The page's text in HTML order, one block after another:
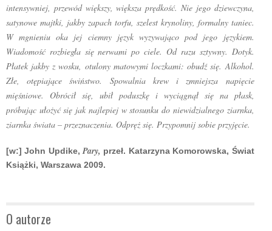
intensywniej, przewód większy, większa prędkość. Nie jego dziewczyna,
satynowe majtki, jakby zapach torfu, szelest krynoliny, formalny taniec.
W mgnieniu oka jej ciemny język wyzywająco pod jego językiem.
Wiadomość rozbiegła się nerwami po ciele. Od razu sztywny. Dotyk.
Płatek jakby z wosku, otulony matowymi loczkami: obudź się. Alkohol.
Złe, otępiające świństwo. Spowalnia krew i zmniejsza napięcie
mięśniowe. Obrócił się, ubił poduszkę i wyciągnął się na płask,
próbując ułożyć się jak najlepiej w stosunku do niewidzialnego ziarnka,
ziarnka świata – przeznaczenia. Odpręż się. Przypomnij sobie przyjęcie.
[w:] John Updike,Pary, przeł. Katarzyna Komorowska, Świat
Książki, Warszawa 2009.
O autorze